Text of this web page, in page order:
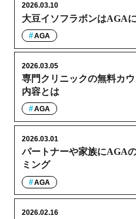
大豆イソフラボンはAGA
2026.03.10
AGA
専門クリニックの無料カ
内容とは
2026.03.05
AGA
パートナーや家族にAGA
ミング
2026.03.01
AGA
2026.02.16